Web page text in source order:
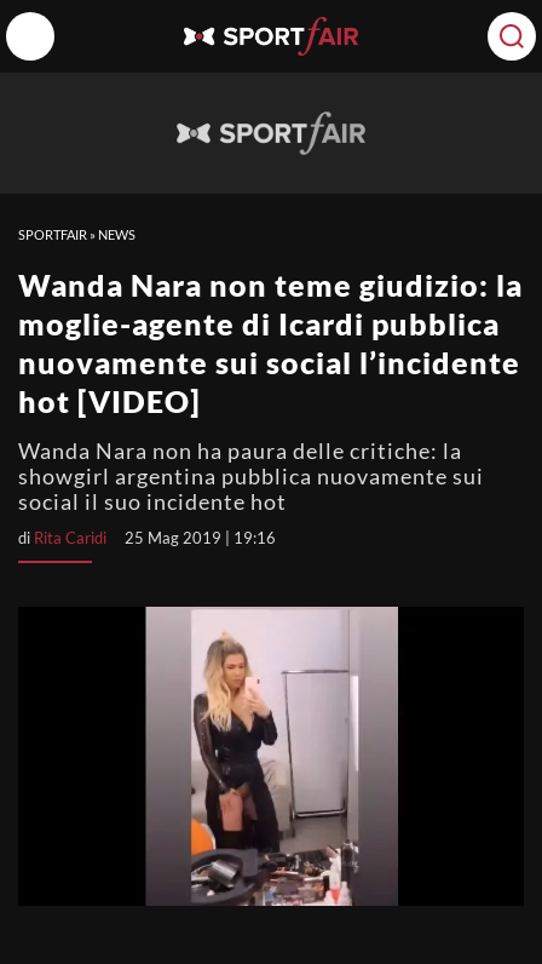
SPORTFAIR » NEWS
Wanda Nara non teme giudizio: la
moglie-agente di Icardi pubblica
nuovamente sui social l’incidente
hot [VIDEO]
Wanda Nara non ha paura delle critiche: la
showgirl argentina pubblica nuovamente sui
social il suo incidente hot
di Rita Caridi 25 Mag 2019 | 19:16